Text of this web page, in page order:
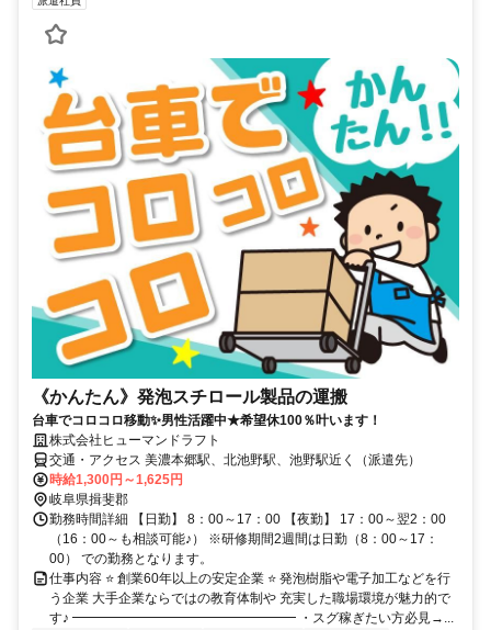
《かんたん》発泡スチロール製品の運搬
台車でコロコロ移動✨男性活躍中★希望休100％叶います！
株式会社ヒューマンドラフト
交通・アクセス 美濃本郷駅、北池野駅、池野駅近く（派遣先）
時給1,300円～1,625円
岐阜県揖斐郡
勤務時間詳細 【日勤】 8：00～17：00 【夜勤】 17：00～翌2：00
（16：00～も相談可能♪） ※研修期間2週間は日勤（8：00～17：
00） での勤務となります。
仕事内容 ⭐ 創業60年以上の安定企業 ⭐ 発泡樹脂や電子加工などを行
う企業 大手企業ならではの教育体制や 充実した職場環境が魅力的で
す♪ ━━━━━━━━━━━━━━━━━ ・スグ稼ぎたい方必見→...